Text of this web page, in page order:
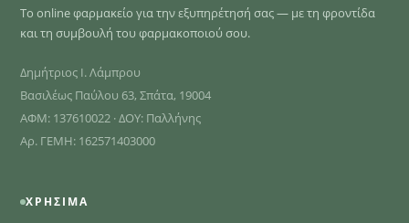
Το online φαρμακείο για την εξυπηρέτησή σας — με τη φροντίδα
και τη συμβουλή του φαρμακοποιού σου.
Δημήτριος Ι. Λάμπρου
Βασιλέως Παύλου 63, Σπάτα, 19004
ΑΦΜ: 137610022 · ΔΟΥ: Παλλήνης
Αρ. ΓΕΜΗ: 162571403000
ΧΡΉΣΙΜΑ